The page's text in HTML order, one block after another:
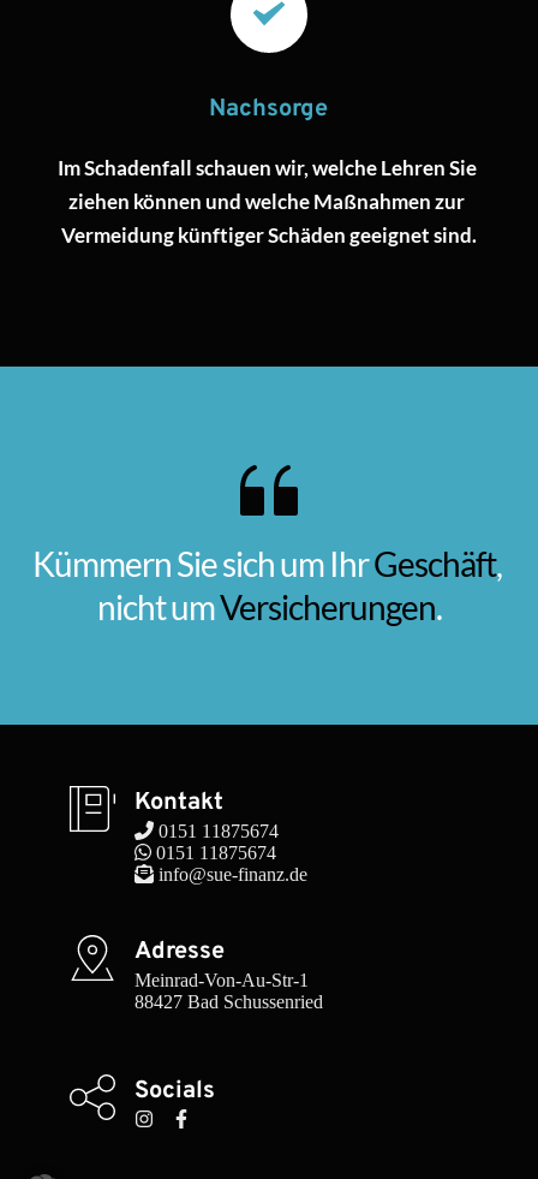
Nachsorge
Im Schadenfall schauen wir, welche Lehren Sie
ziehen können und welche Maßnahmen zur
Vermeidung künftiger Schäden geeignet sind.
Kümmern Sie sich um Ihr Geschäft,
nicht um Versicherungen.
Kontakt
0151 11875674
0151 11875674
info@sue-finanz.de
Adresse
Meinrad-Von-Au-Str-1
88427 Bad Schussenried
Socials